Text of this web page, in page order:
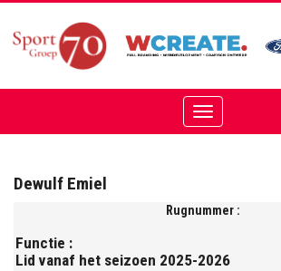
Toggle
navigation
Dewulf Emiel
Rugnummer :
Functie :
Lid vanaf het seizoen 2025-2026